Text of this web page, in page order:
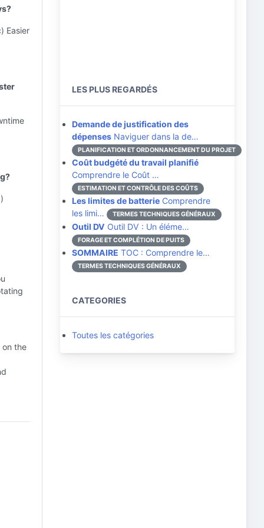
Easier
on the
LES PLUS REGARDÉS
Demande de justification des
dépenses Naviguer dans la de…
PLANIFICATION ET ORDONNANCEMENT DU PROJET
Coût budgété du travail planifié
Comprendre le Coût …
ESTIMATION ET CONTRÔLE DES COÛTS
Les limites de batterie Comprendre
les limi…
TERMES TECHNIQUES GÉNÉRAUX
Outil DV Outil DV : Un éléme…
FORAGE ET COMPLÉTION DE PUITS
SOMMAIRE TOC : Comprendre le…
TERMES TECHNIQUES GÉNÉRAUX
CATEGORIES
Toutes les catégories